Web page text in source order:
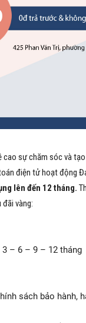
cao sự chăm sóc và
điện tử hoạt động
lên đến 12 tháng.
vàng:
3 – 6 – 9 – 12 tháng
sách bảo hành,